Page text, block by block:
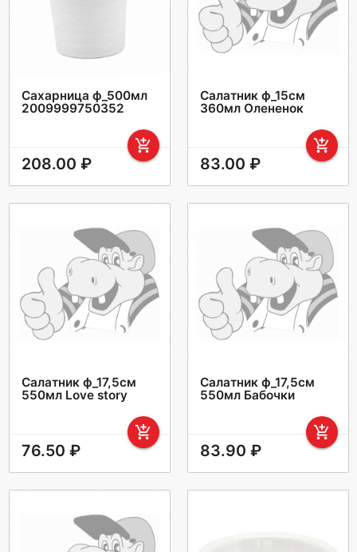
Сахарница ф_500мл
2009999750352
add_shopping_cart
208.00 ₽
Салатник ф_15см
360мл Олененок
add_shopping_cart
83.00 ₽
Салатник ф_17,5см
550мл Love story
add_shopping_cart
76.50 ₽
Салатник ф_17,5см
550мл Бабочки
add_shopping_cart
83.90 ₽